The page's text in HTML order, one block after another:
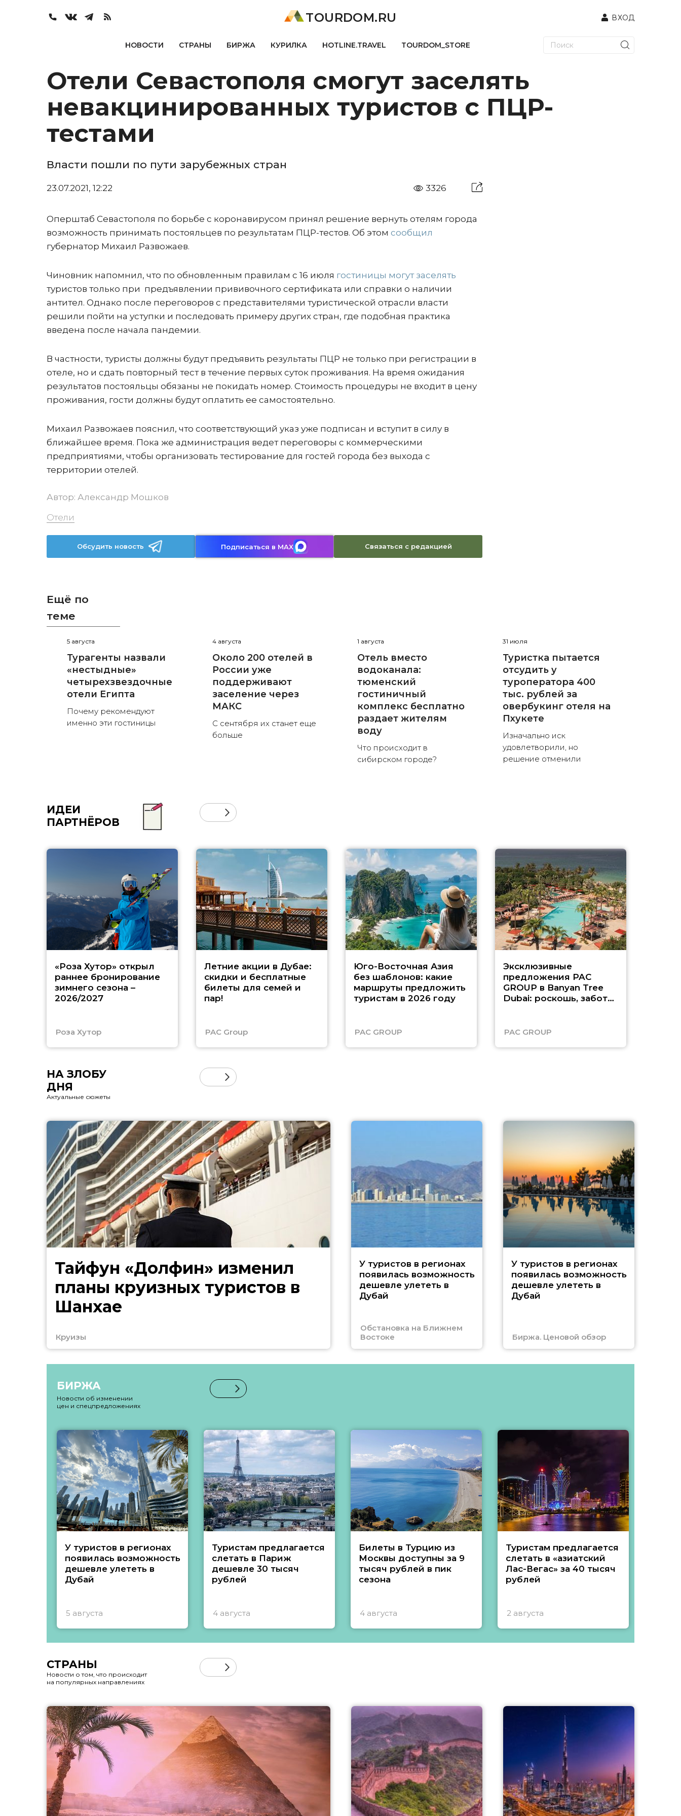
TOURDOM.RU ВХОД
НОВОСТИ СТРАНЫ БИРЖА КУРИЛКА HOTLINE.TRAVEL TOURDOM_STORE
Отели Севастополя смогут заселять
невакцинированных туристов с ПЦР-
тестами
Власти пошли по пути зарубежных стран
23.07.2021, 12:22 3326
Оперштаб Севастополя по борьбе с коронавирусом принял решение вернуть отелям города
возможность принимать постояльцев по результатам ПЦР-тестов. Об этом сообщил
губернатор Михаил Развожаев.
Чиновник напомнил, что по обновленным правилам с 16 июля гостиницы могут заселять
туристов только при предъявлении прививочного сертификата или справки о наличии
антител. Однако после переговоров с представителями туристической отрасли власти
решили пойти на уступки и последовать примеру других стран, где подобная практика
введена после начала пандемии.
В частности, туристы должны будут предъявить результаты ПЦР не только при регистрации в
отеле, но и сдать повторный тест в течение первых суток проживания. На время ожидания
результатов постояльцы обязаны не покидать номер. Стоимость процедуры не входит в цену
проживания, гости должны будут оплатить ее самостоятельно.
Михаил Развожаев пояснил, что соответствующий указ уже подписан и вступит в силу в
ближайшее время. Пока же администрация ведет переговоры с коммерческими
предприятиями, чтобы организовать тестирование для гостей города без выхода с
территории отелей.
Автор: Александр Мошков
Отели
Обсудить новость Подписаться в MAX Связаться с редакцией
Ещё по
теме
5 августа
Турагенты назвали
«нестыдные»
четырехзвездочные
отели Египта
Почему рекомендуют
именно эти гостиницы
4 августа
Около 200 отелей в
России уже
поддерживают
заселение через
MАКС
С сентября их станет еще
больше
1 августа
Отель вместо
водоканала:
тюменский
гостиничный
комплекс бесплатно
раздает жителям
воду
Что происходит в
сибирском городе?
31 июля
Туристка пытается
отсудить у
туроператора 400
тыс. рублей за
овербукинг отеля на
Пхукете
Изначально иск
удовлетворили, но
решение отменили
ИДЕИ
ПАРТНЁРОВ
«Роза Хутор» открыл
раннее бронирование
зимнего сезона –
2026/2027
Роза Хутор
Летние акции в Дубае:
скидки и бесплатные
билеты для семей и
пар!
PAC Group
Юго-Восточная Азия
без шаблонов: какие
маршруты предложить
туристам в 2026 году
PAC GROUP
Эксклюзивные
предложения PAC
GROUP в Banyan Tree
Dubai: роскошь, забота
PAC GROUP
НА ЗЛОБУ
ДНЯ
Актуальные сюжеты
Тайфун «Долфин» изменил
планы круизных туристов в
Шанхае
Круизы
У туристов в регионах
появилась возможность
дешевле улететь в
Дубай
Обстановка на Ближнем
Востоке
У туристов в регионах
появилась возможность
дешевле улететь в
Дубай
Биржа. Ценовой обзор
БИРЖА
Новости об изменении
цен и спецпредложениях
У туристов в регионах
появилась возможность
дешевле улететь в
Дубай
5 августа
Туристам предлагается
слетать в Париж
дешевле 30 тысяч
рублей
4 августа
Билеты в Турцию из
Москвы доступны за 9
тысяч рублей в пик
сезона
4 августа
Туристам предлагается
слетать в «азиатский
Лас-Вегас» за 40 тысяч
рублей
2 августа
СТРАНЫ
Новости о том, что происходит
на популярных направлениях